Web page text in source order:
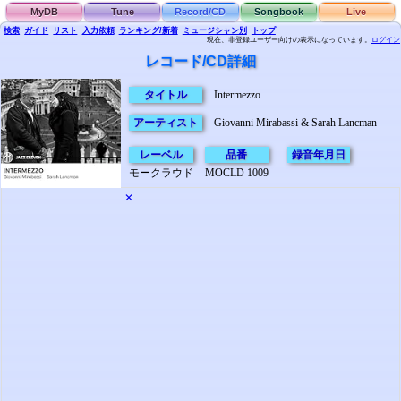
MyDB Tune Record/CD Songbook Live
検索 ガイド リスト 入力依頼 ランキング/新着 ミュージシャン別 トップ
現在、非登録ユーザー向けの表示になっています。 ログイン
レコード/CD詳細
タイトル Intermezzo
アーティスト Giovanni Mirabassi & Sarah Lancman
レーベル
モークラウド
品番
MOCLD 1009
録音年月日
✕